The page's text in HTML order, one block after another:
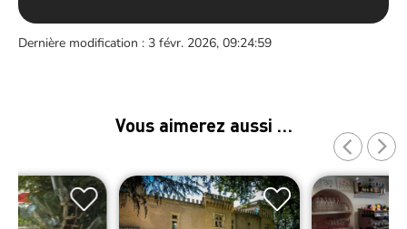
Dernière modification : 3 févr. 2026, 09:24:59
Vous aimerez aussi …